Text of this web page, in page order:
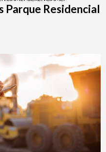
Parque Residencial